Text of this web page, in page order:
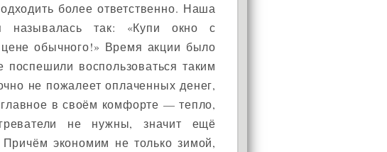
более ответственно. Наша
называлась так: «Купи окно с
обычного!» Время акции было
воспользоваться таким
не пожалеет оплаченных денег,
в своём комфорте — тепло,
не нужны, значит ещё
экономим не только зимой,